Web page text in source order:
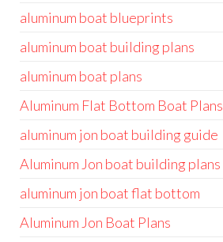
aluminum boat blueprints
aluminum boat building plans
aluminum boat plans
Aluminum Flat Bottom Boat Plans
aluminum jon boat building guide
Aluminum Jon boat building plans
aluminum jon boat flat bottom
Aluminum Jon Boat Plans